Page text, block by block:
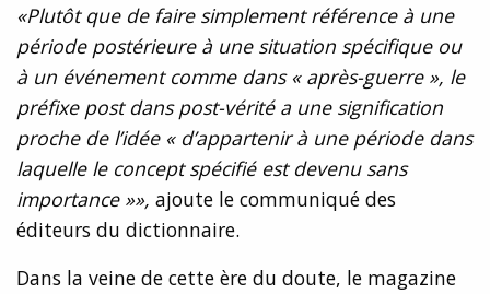
«Plutôt que de faire simplement référence à une
période postérieure à une situation spécifique ou
à un événement comme dans « après-guerre », le
préfixe post dans post-vérité a une signification
proche de l’idée « d’appartenir à une période dans
laquelle le concept spécifié est devenu sans
importance »», ajoute le communiqué des
éditeurs du dictionnaire.
Dans la veine de cette ère du doute, le magazine